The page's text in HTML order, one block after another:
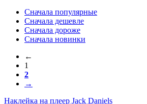
Сначала популярные
Сначала дешевле
Сначала дороже
Сначала новинки
←
1
2
→
Наклейка на плеер Jack Daniels